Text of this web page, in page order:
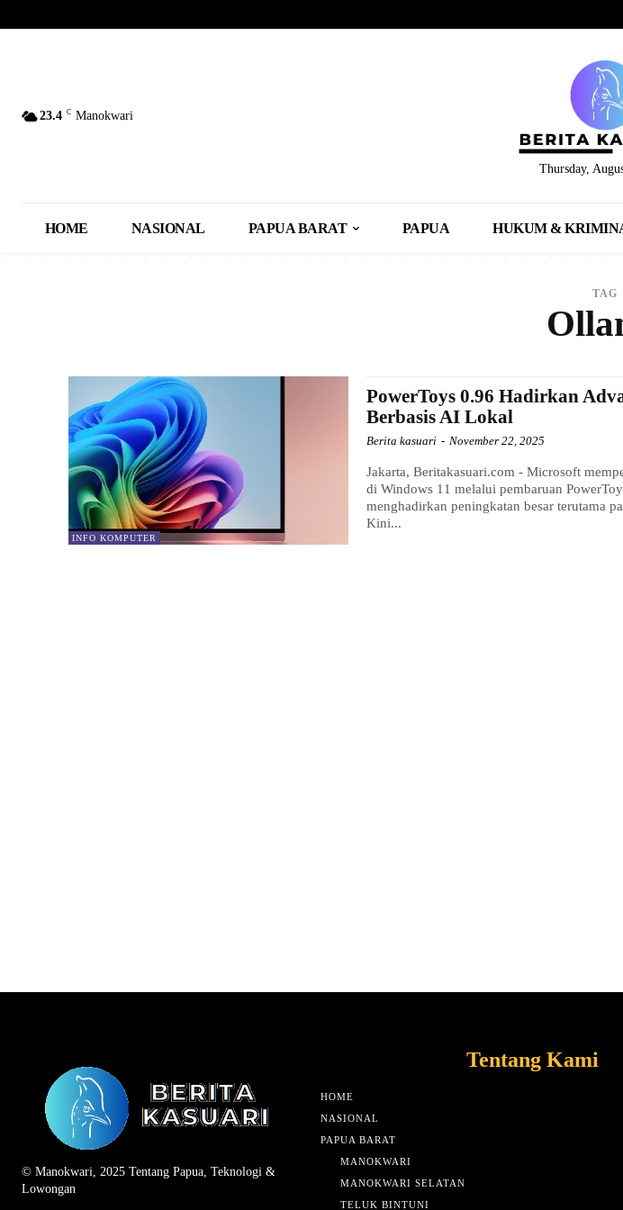
23.4 C Manokwari
Thursday,
HOME NASIONAL PAPUA BARAT PAPUA HUKUM &
TAG
INFO KOMPUTER
PowerToys 0.96 Hadirkan
Berbasis AI Lokal
Berita kasuari - November 22, 2025
Jakarta, Beritakasuari.com - Microsoft
di Windows 11 melalui pembaruan
menghadirkan peningkatan besar terutama
Kini...
© Manokwari, 2025 Tentang Papua, Teknologi &
Lowongan
Tentang Kami
HOME
NASIONAL
PAPUA BARAT
MANOKWARI
MANOKWARI SELATAN
TELUK BINTUNI